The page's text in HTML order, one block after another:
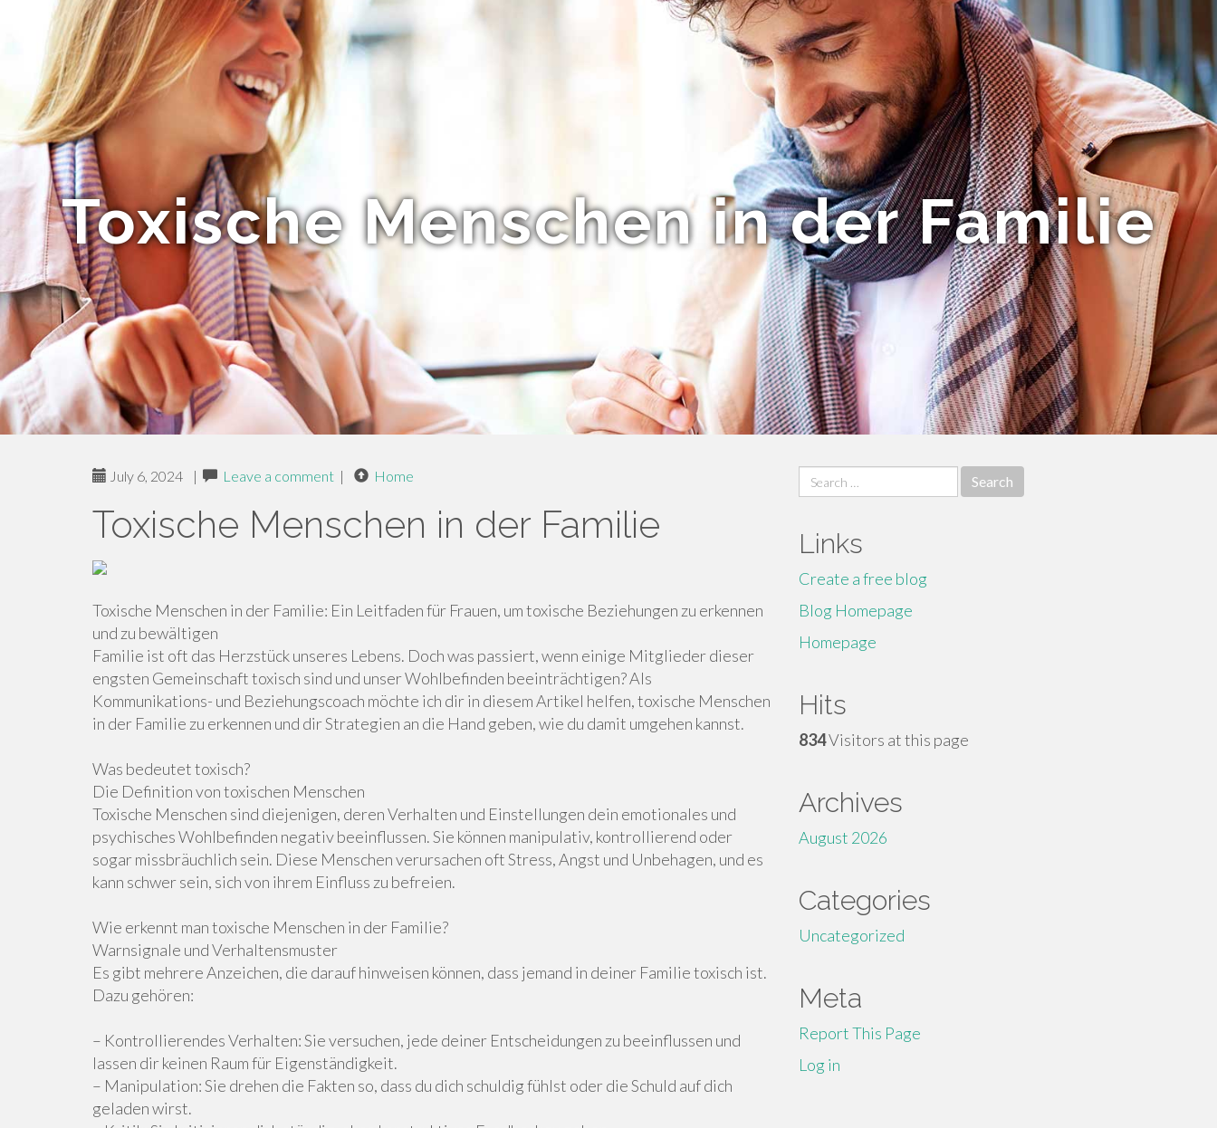
Toxische Menschen in der Familie
July 6, 2024 | Leave a comment | Home
Toxische Menschen in der Familie
Toxische Menschen in der Familie: Ein Leitfaden für Frauen, um toxische Beziehungen zu erkennen
und zu bewältigen
Familie ist oft das Herzstück unseres Lebens. Doch was passiert, wenn einige Mitglieder dieser
engsten Gemeinschaft toxisch sind und unser Wohlbefinden beeinträchtigen? Als
Kommunikations- und Beziehungscoach möchte ich dir in diesem Artikel helfen, toxische Menschen
in der Familie zu erkennen und dir Strategien an die Hand geben, wie du damit umgehen kannst.
Was bedeutet toxisch?
Die Definition von toxischen Menschen
Toxische Menschen sind diejenigen, deren Verhalten und Einstellungen dein emotionales und
psychisches Wohlbefinden negativ beeinflussen. Sie können manipulativ, kontrollierend oder
sogar missbräuchlich sein. Diese Menschen verursachen oft Stress, Angst und Unbehagen, und es
kann schwer sein, sich von ihrem Einfluss zu befreien.
Wie erkennt man toxische Menschen in der Familie?
Warnsignale und Verhaltensmuster
Es gibt mehrere Anzeichen, die darauf hinweisen können, dass jemand in deiner Familie toxisch ist.
Dazu gehören:
– Kontrollierendes Verhalten: Sie versuchen, jede deiner Entscheidungen zu beeinflussen und
lassen dir keinen Raum für Eigenständigkeit.
– Manipulation: Sie drehen die Fakten so, dass du dich schuldig fühlst oder die Schuld auf dich
geladen wirst.
Search
for:
Links
Create a free blog
Blog Homepage
Homepage
Hits
834Visitors at this page
Archives
August 2026
Categories
Uncategorized
Meta
Report This Page
Log in